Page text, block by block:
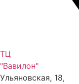
ТЦ
"Вавилон"
Ульяновская, 18,